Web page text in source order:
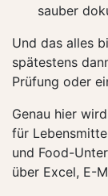
sauber
Und das alles
spätestens
Prüfung oder
Genau hier
für
und Food-
über Excel, E-